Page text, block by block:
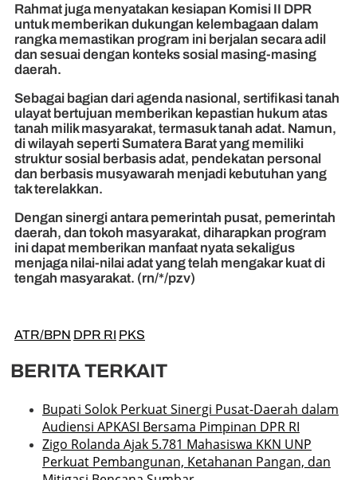
Rahmat juga menyatakan kesiapan Komisi II DPR
untuk memberikan dukungan kelembagaan dalam
rangka memastikan program ini berjalan secara adil
dan sesuai dengan konteks sosial masing-masing
daerah.
Sebagai bagian dari agenda nasional, sertifikasi tanah
ulayat bertujuan memberikan kepastian hukum atas
tanah milik masyarakat, termasuk tanah adat. Namun,
di wilayah seperti Sumatera Barat yang memiliki
struktur sosial berbasis adat, pendekatan personal
dan berbasis musyawarah menjadi kebutuhan yang
tak terelakkan.
Dengan sinergi antara pemerintah pusat, pemerintah
daerah, dan tokoh masyarakat, diharapkan program
ini dapat memberikan manfaat nyata sekaligus
menjaga nilai-nilai adat yang telah mengakar kuat di
tengah masyarakat. (rn/*/pzv)
ATR/BPN DPR RI PKS
BERITA TERKAIT
Bupati Solok Perkuat Sinergi Pusat-Daerah dalam
Audiensi APKASI Bersama Pimpinan DPR RI
Zigo Rolanda Ajak 5.781 Mahasiswa KKN UNP
Perkuat Pembangunan, Ketahanan Pangan, dan